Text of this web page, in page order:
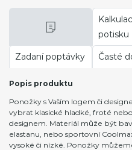
potisku
Zadaní poptávky Časté
Popis produktu
Ponožky s Vaším logem či
vybrat klasické hladké, froté
designem. Materiál může být
elastanu, nebo sportovní
vysoké či nízké. Ponožky